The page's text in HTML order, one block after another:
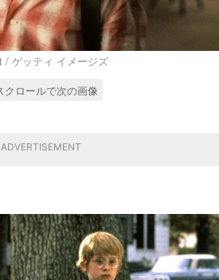
/ ゲッティ イメージズ
クロールで次の画像
ADVERTISEMENT